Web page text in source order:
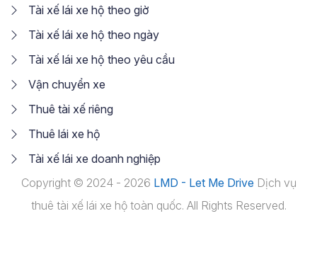
Tài xế lái xe hộ theo giờ
Tài xế lái xe hộ theo ngày
Tài xế lái xe hộ theo yêu cầu
Vận chuyển xe
Thuê tài xế riêng
Thuê lái xe hộ
Tài xế lái xe doanh nghiệp
Copyright © 2024 - 2026 LMD - Let Me Drive Dịch vụ
thuê tài xế lái xe hộ toàn quốc. All Rights Reserved.